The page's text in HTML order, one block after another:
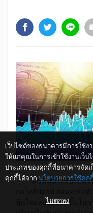
ดัชนีหุ้นไทยปรับตัวขึ้น
กลางสัปดาห์ ก่อนจะย่อ
หุ้นไทยทยอยขยับขึ้นใน
เว็บไซต์ของธนาคารมีการใช้
ให้แก่คุณในการเข้าใช้งานเว็บ
ประเภทของคุกกี้ที่ธนาคารจัด
คุกกี้ได้จาก นโยบายการใช้คุกกี้
ไม่ตกลง